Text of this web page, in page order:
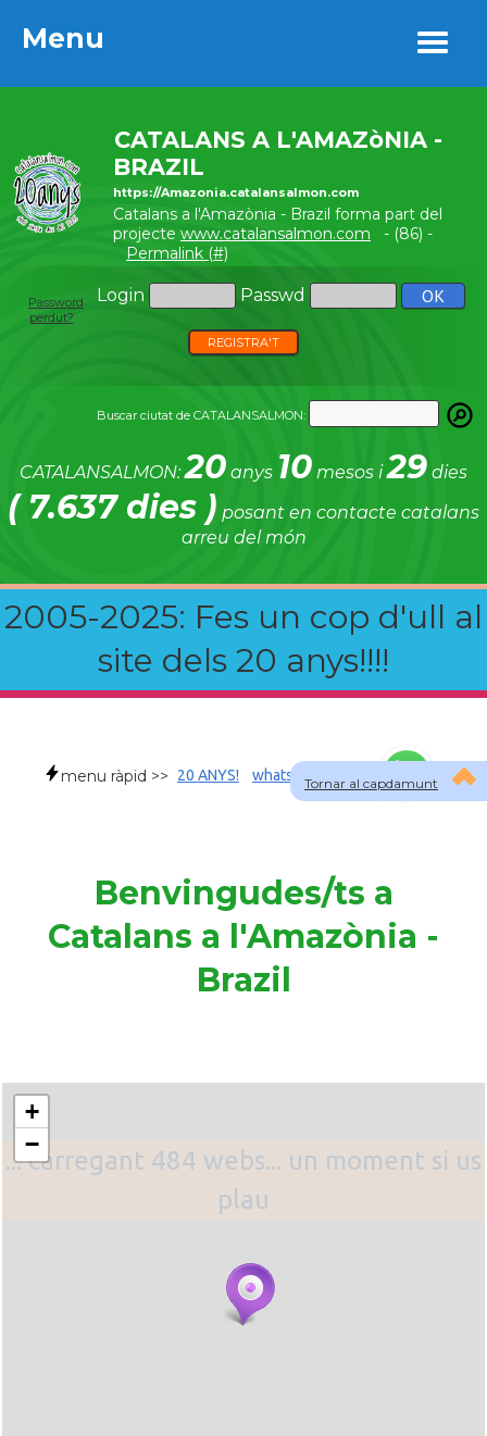
Menu
CATALANS A L'AMAZòNIA -
BRAZIL
https://Amazonia.catalansalmon.com
Catalans a l'Amazònia - Brazil forma part del
projecte www.catalansalmon.com - (86) -
Permalink (#)
Login Passwd
Password
perdut?
REGISTRA'T
Buscar ciutat de CATALANSALMON:
CATALANSALMON:20 anys 10 mesos i29 dies
( 7.637 dies ) posant en contacte catalans
arreu del món
2005-2025: Fes un cop d'ull al
site dels 20 anys!!!!
Menu
Tornar al capdamunt
menu ràpid >> 20 ANYS! whatsapp
Benvingudes/ts a
Catalans a l'Amazònia -
Brazil
... carregant 484 webs... un moment si us
plau
+
−